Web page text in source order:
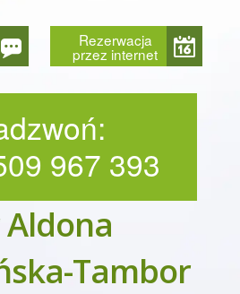
Rezerwacja
przez internet
967 393
Tambor